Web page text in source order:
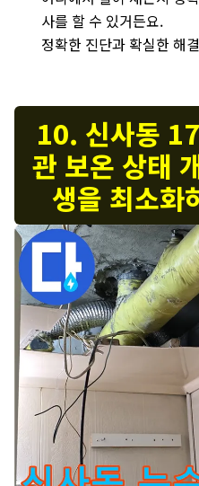
사를 할 수 있거든요.
정확한 진단과 확실한 해
10. 신사동
관 보온 상태
생을 최소화